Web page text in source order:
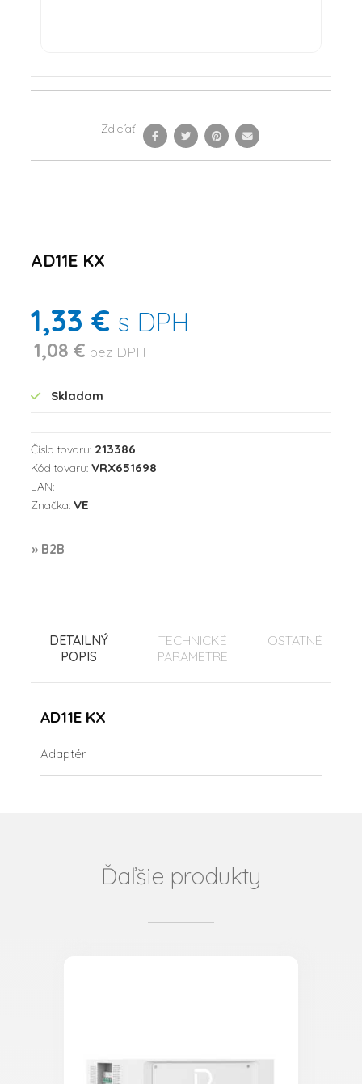
Zdieľať
AD11E KX
1,33 € s DPH
1,08 € bez DPH
Skladom
Číslo tovaru: 213386
Kód tovaru: VRX651698
EAN:
Značka: VE
» B2B
DETAILNÝ
POPIS
TECHNICKÉ
PARAMETRE
OSTATNÉ
AD11E KX
Adaptér
Ďaľšie produkty